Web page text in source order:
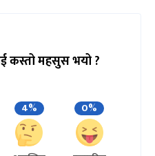
कस्तो महसुस भयो ?
4% 0%